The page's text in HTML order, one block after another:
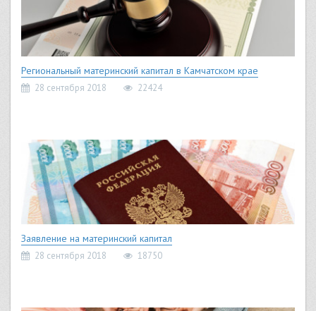
Региональный материнский капитал в Камчатском крае
28 сентября 2018 22424
Заявление на материнский капитал
28 сентября 2018 18750